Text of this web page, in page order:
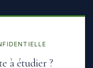
à étudier ?